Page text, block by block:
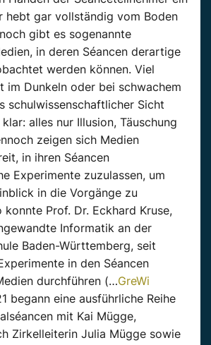
hebt gar vollständig vom Boden
gibt es sogenannte
in deren Séancen derartige
werden können. Viel
im Dunkeln oder bei schwachem
schulwissenschaftlicher Sicht
alles nur Illusion, Täuschung
zeigen sich Medien
in ihren Séancen
Experimente zuzulassen, um
in die Vorgänge zu
konnte Prof. Dr. Eckhard Kruse,
Informatik an der
Baden-Württemberg, seit
in den Séancen
durchführen (…GreWi
begann eine ausführliche Reihe
mit Kai Mügge,
Zirkelleiterin Julia Mügge sowie